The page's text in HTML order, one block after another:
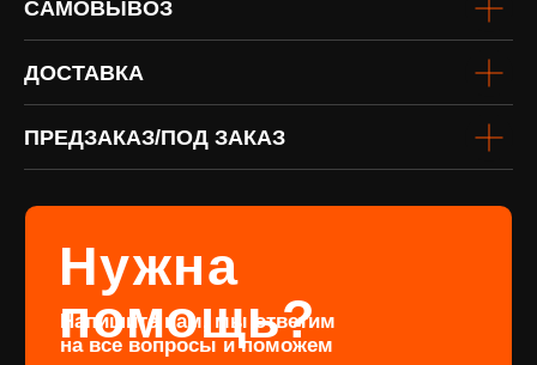
САМОВЫВОЗ
ДОСТАВКА
ПРЕДЗАКАЗ/ПОД ЗАКАЗ
винил
оплата и
доставка
Подробнее
СНГ